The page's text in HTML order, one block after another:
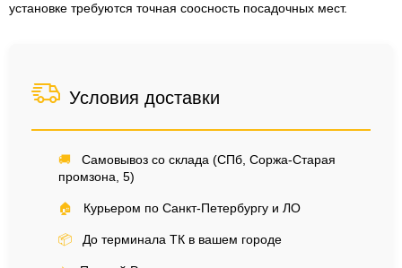
установке требуются точная соосность посадочных мест.
Условия доставки
🚚
Самовывоз со склада (СПб, Соржа-Старая
промзона, 5)
🏠 Курьером по Санкт-Петербургу и ЛО
📦 До терминала ТК в вашем городе